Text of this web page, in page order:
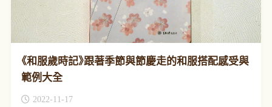
《和服歲時記》跟著季節與節慶走的和服搭配感受與
範例大全
2022-11-17